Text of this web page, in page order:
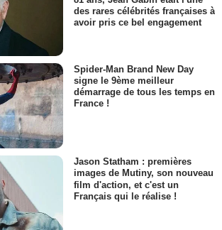
des rares célébrités françaises à
avoir pris ce bel engagement
Spider-Man Brand New Day
signe le 9ème meilleur
démarrage de tous les temps en
France !
Jason Statham : premières
images de Mutiny, son nouveau
film d'action, et c'est un
Français qui le réalise !